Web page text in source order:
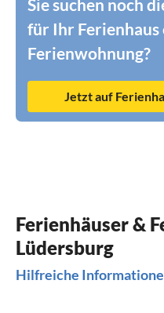
Sie suchen noch
für Ihr
Ferienwohnung?
Jetzt auf
Ferienhäuser &
Lüdersburg
Hilfreiche